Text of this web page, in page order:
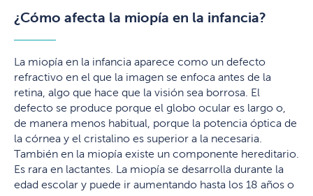
¿Cómo afecta la miopía en la infancia?
La miopía en la infancia aparece como un defecto
refractivo en el que la imagen se enfoca antes de la
retina, algo que hace que la visión sea borrosa. El
defecto se produce porque el globo ocular es largo o,
de manera menos habitual, porque la potencia óptica de
la córnea y el cristalino es superior a la necesaria.
También en la miopía existe un componente hereditario.
Es rara en lactantes. La miopía se desarrolla durante la
edad escolar y puede ir aumentando hasta los 18 años o